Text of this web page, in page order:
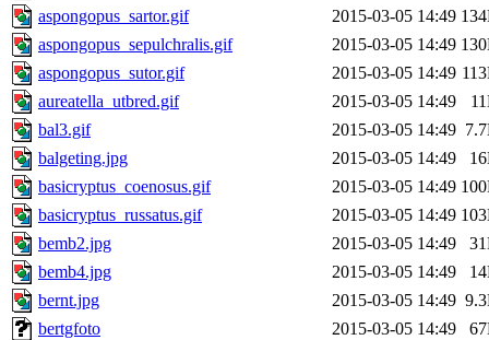
aspongopus_sartor.gif
2015-03-05 14:49
aspongopus_sepulchralis.gif
2015-03-05 14:49
aspongopus_sutor.gif
2015-03-05 14:49
aureatella_utbred.gif
2015-03-05 14:49
bal3.gif
2015-03-05 14:49
balgeting.jpg
2015-03-05 14:49
basicryptus_coenosus.gif
2015-03-05 14:49
basicryptus_russatus.gif
2015-03-05 14:49
bemb2.jpg
2015-03-05 14:49
bemb4.jpg
2015-03-05 14:49
bernt.jpg
2015-03-05 14:49
bertgfoto
2015-03-05 14:49